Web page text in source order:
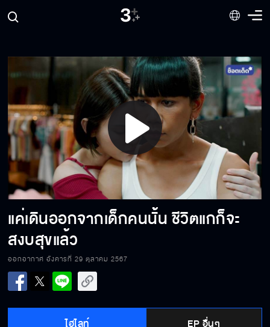
Play
Video
แค่เดินออกจากเด็กคนนั้น ชีวิตแกก็จะ
สงบสุขแล้ว
ออกอากาศ อังคารที่ 29 ตุลาคม 2567
ฉันไม่มีวันไปหาพ่อเธอหรอก
ถ้าเกิดอะไรขึ้นมันเป็นเพราะธาทำกับแม่ก่อน
ไปเอาชีวิตตัวเองให้รอดก่อนมั้ย
แม่สิที่ต้องผิดหวังในตัวธา
พี่จะต้องแฉมัน อีนี่มันลวงโลก